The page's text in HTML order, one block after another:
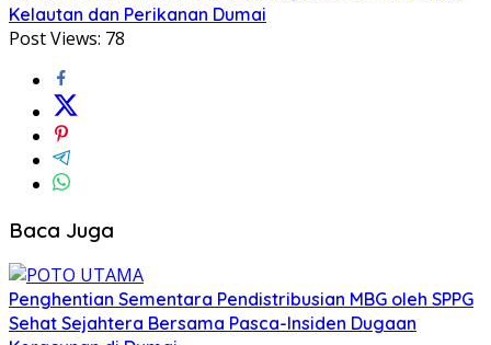
Kelautan dan Perikanan Dumai
Post Views: 78
Baca Juga
Penghentian Sementara Pendistribusian MBG oleh SPPG
Sehat Sejahtera Bersama Pasca-Insiden Dugaan